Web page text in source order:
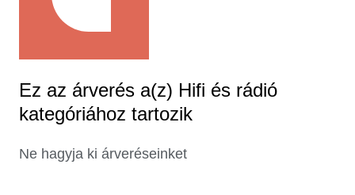
Ez az árverés a(z) Hifi és rádió
kategóriához tartozik
Ne hagyja ki árveréseinket